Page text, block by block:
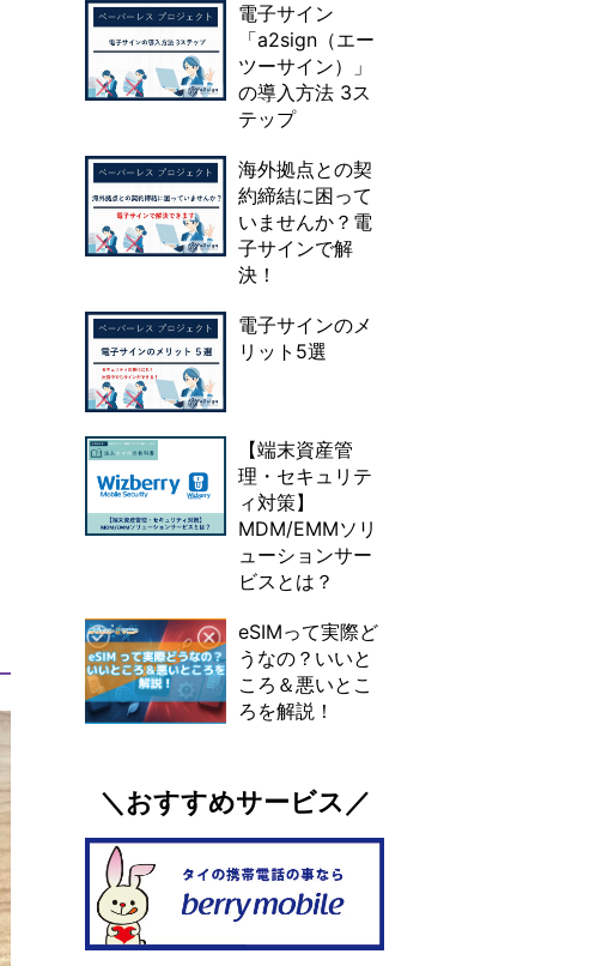
電子サイン
「a2sign（エー
ツーサイン）」
の導入方法 3ス
テップ
海外拠点との契
約締結に困って
いませんか？電
子サインで解
決！
電子サインのメ
リット5選
【端末資産管
理・セキュリテ
ィ対策】
MDM/EMMソリ
ューションサー
ビスとは？
eSIMって実際ど
うなの？いいと
ころ＆悪いとこ
ろを解説！
＼おすすめサービス／